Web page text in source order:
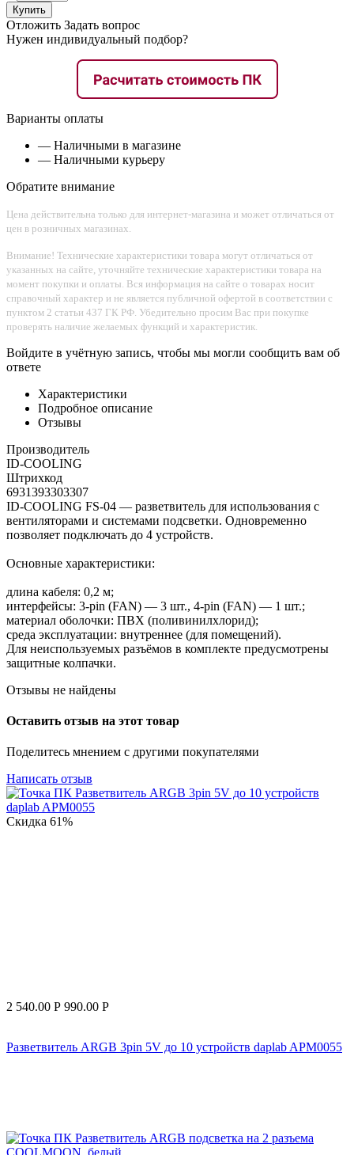
Купить
Отложить Задать вопрос
Нужен индивидуальный подбор?
Варианты оплаты
— Наличными в магазине
— Наличными курьеру
Обратите внимание
Цена действительна только для интернет-магазина и может отличаться от
цен в розничных магазинах.
Внимание! Технические характеристики товара могут отличаться от
указанных на сайте, уточняйте технические характеристики товара на
момент покупки и оплаты. Вся информация на сайте о товарах носит
справочный характер и не является публичной офертой в соответствии с
пунктом 2 статьи 437 ГК РФ. Убедительно просим Вас при покупке
проверять наличие желаемых функций и характеристик.
Войдите в учётную запись, чтобы мы могли сообщить вам об
ответе
Характеристики
Подробное описание
Отзывы
Производитель
ID-COOLING
Штрихкод
6931393303307
ID-COOLING FS-04 — разветвитель для использования с
вентиляторами и системами подсветки. Одновременно
позволяет подключать до 4 устройств.
Основные характеристики:
длина кабеля: 0,2 м;
интерфейсы: 3-pin (FAN) — 3 шт., 4-pin (FAN) — 1 шт.;
материал оболочки: ПВХ (поливинилхлорид);
среда эксплуатации: внутреннее (для помещений).
Для неиспользуемых разъёмов в комплекте предусмотрены
защитные колпачки.
Отзывы не найдены
Оставить отзыв на этот товар
Поделитесь мнением с другими покупателями
Написать отзыв
Скидка 61%
2 540.00 Р 990.00 Р
Разветвитель ARGB 3pin 5V до 10 устройств daplab APM0055